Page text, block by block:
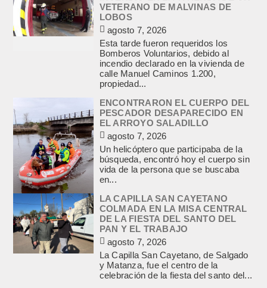
VETERANO DE MALVINAS DE
LOBOS
agosto 7, 2026
Esta tarde fueron requeridos los
Bomberos Voluntarios, debido al
incendio declarado en la vivienda de
calle Manuel Caminos 1.200,
propiedad...
ENCONTRARON EL CUERPO DEL
PESCADOR DESAPARECIDO EN
EL ARROYO SALADILLO
agosto 7, 2026
Un helicóptero que participaba de la
búsqueda, encontró hoy el cuerpo sin
vida de la persona que se buscaba
en...
LA CAPILLA SAN CAYETANO
COLMADA EN LA MISA CENTRAL
DE LA FIESTA DEL SANTO DEL
PAN Y EL TRABAJO
agosto 7, 2026
La Capilla San Cayetano, de Salgado
y Matanza, fue el centro de la
celebración de la fiesta del santo del...